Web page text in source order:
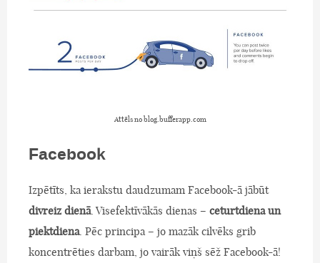
Attēls no blog.bufferapp.com
Facebook
Izpētīts, ka ierakstu daudzumam Facebook-ā jābūt
divreiz dienā. Visefektīvākās dienas – ceturtdiena un
piektdiena. Pēc principa – jo mazāk cilvēks grib
koncentrēties darbam, jo vairāk viņš sēž Facebook-ā!